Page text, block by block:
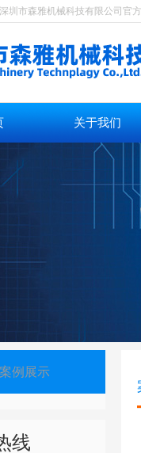
圳市森雅机械科技有限公司官
关于我们
案例展示
线